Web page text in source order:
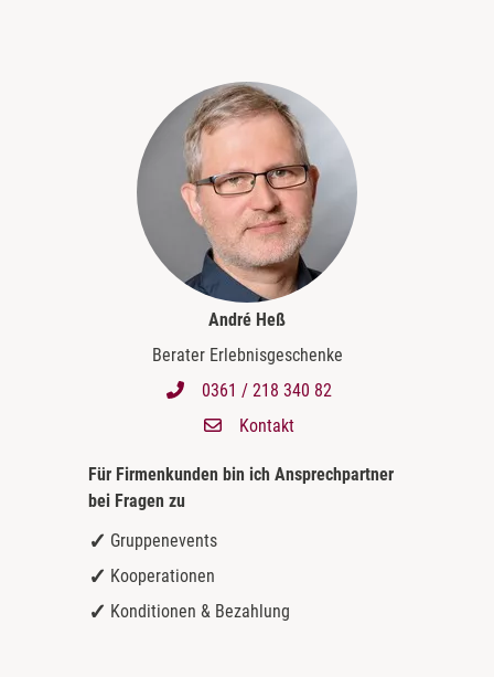
André Heß
Berater Erlebnisgeschenke
0361 / 218 340 82
Kontakt
Für Firmenkunden bin ich Ansprechpartner
bei Fragen zu
Gruppenevents
Kooperationen
Konditionen & Bezahlung